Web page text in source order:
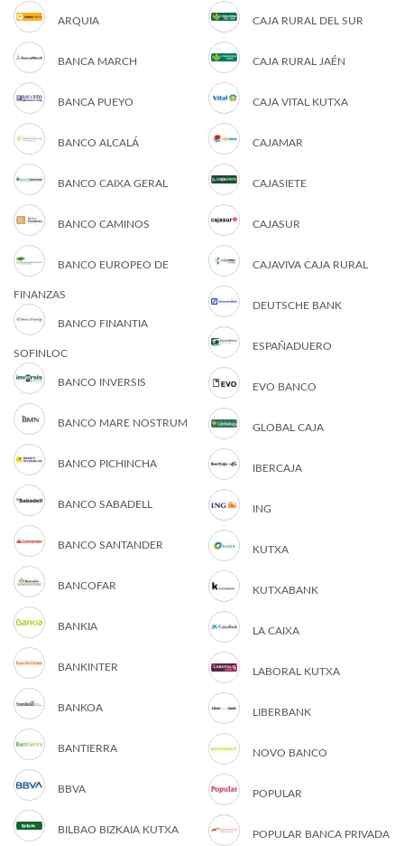
ARQUIA
BANCA MARCH
BANCA PUEYO
BANCO ALCALÁ
BANCO CAIXA GERAL
BANCO CAMINOS
BANCO EUROPEO DE
FINANZAS
BANCO FINANTIA
SOFINLOC
BANCO INVERSIS
BANCO MARE NOSTRUM
BANCO PICHINCHA
BANCO SABADELL
BANCO SANTANDER
BANCOFAR
BANKIA
BANKINTER
BANKOA
BANTIERRA
BBVA
BILBAO BIZKAIA KUTXA
CAJA RURAL DEL SUR
CAJA RURAL JAÉN
CAJA VITAL KUTXA
CAJAMAR
CAJASIETE
CAJASUR
CAJAVIVA CAJA RURAL
DEUTSCHE BANK
ESPAÑADUERO
EVO BANCO
GLOBAL CAJA
IBERCAJA
ING
KUTXA
KUTXABANK
LA CAIXA
LABORAL KUTXA
LIBERBANK
NOVO BANCO
POPULAR
POPULAR BANCA PRIVADA